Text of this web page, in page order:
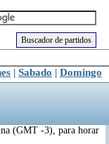
| Sabado | Domingo
(GMT -3), para horar